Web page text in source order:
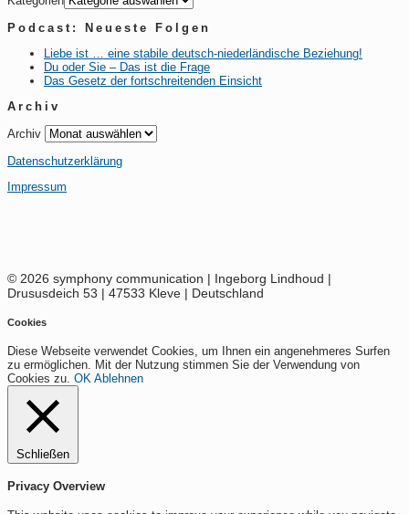
Podcast: Neueste Folgen
Liebe ist … eine stabile deutsch-niederländische Beziehung!
Du oder Sie – Das ist die Frage
Das Gesetz der fortschreitenden Einsicht
Archiv
Archiv
Datenschutzerklärung
Impressum
© 2026 symphony communication | Ingeborg Lindhoud |
Drususdeich 53 | 47533 Kleve | Deutschland
Cookies
Diese Webseite verwendet Cookies, um Ihnen ein angenehmeres Surfen
zu ermöglichen. Mit der Nutzung stimmen Sie der Verwendung von
Cookies zu. OK Ablehnen
Schließen
Privacy Overview